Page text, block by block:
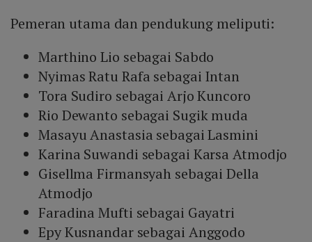
Pemeran utama dan pendukung meliputi:
Marthino Lio sebagai Sabdo
Nyimas Ratu Rafa sebagai Intan
Tora Sudiro sebagai Arjo Kuncoro
Rio Dewanto sebagai Sugik muda
Masayu Anastasia sebagai Lasmini
Karina Suwandi sebagai Karsa Atmodjo
Gisellma Firmansyah sebagai Della
Atmodjo
Faradina Mufti sebagai Gayatri
Epy Kusnandar sebagai Anggodo